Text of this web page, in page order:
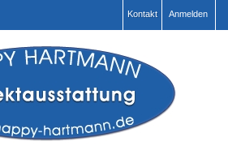
Anmelden
Kontakt